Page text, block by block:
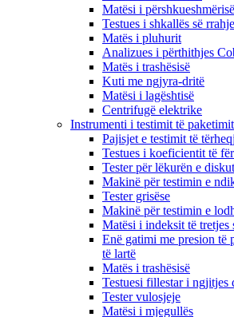
Matësi i
Testues i shkallës së
Matës i pluhurit
Analizues i përthithjes
Matës i trashësisë
Kuti me ngjyra-dritë
Matësi i lagështisë
Centrifugë elektrike
Instrumenti i testimit të
Pajisjet e testimit të
Testues i koeficientit të
Tester për lëkurën e diskut
Makinë për testimin e
Tester grisëse
Makinë për testimin e
Matësi i indeksit të tretjes
Enë gatimi me presion të
të lartë
Matës i trashësisë
Testuesi fillestar i ngjitjes
Tester vulosjeje
Matësi i mjegullës